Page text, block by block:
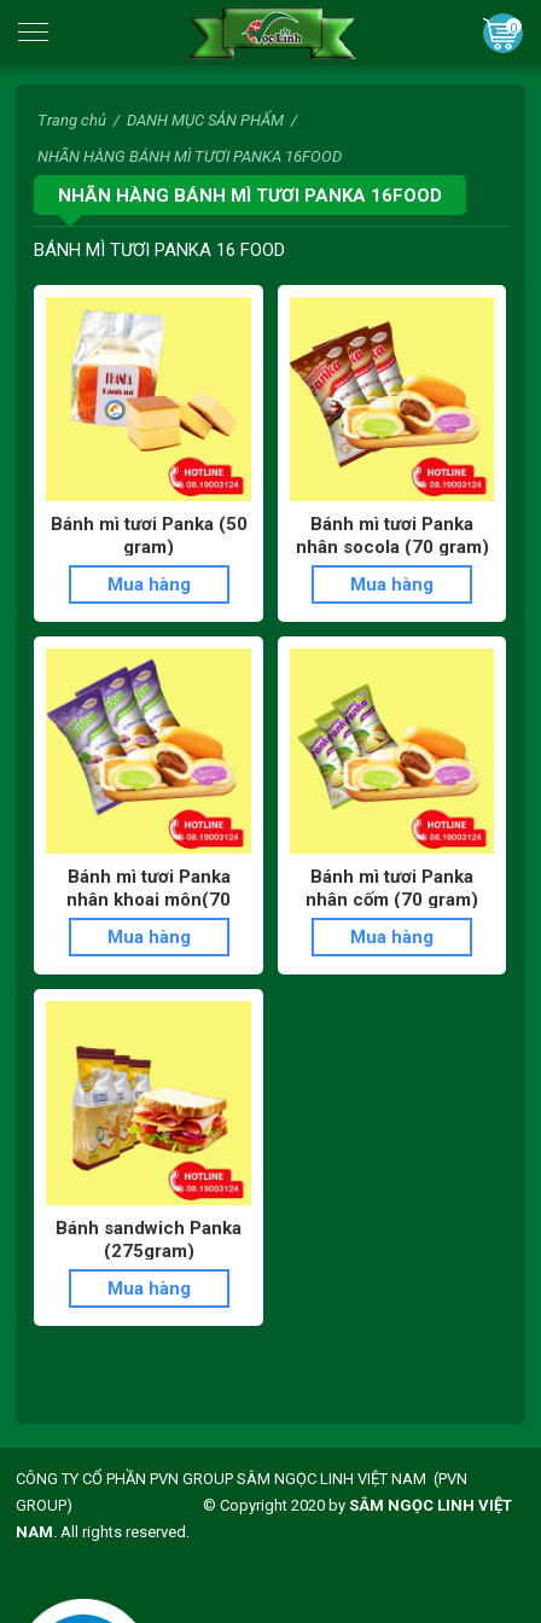
0
Trang chủ / DANH MỤC SẢN PHẨM /
NHÃN HÀNG BÁNH MÌ TƯƠI PANKA 16FOOD
NHÃN HÀNG BÁNH MÌ TƯƠI PANKA 16FOOD
BÁNH MÌ TƯƠI PANKA 16 FOOD
Bánh mì tươi Panka (50
gram)
Mua hàng
Bánh mì tươi Panka
nhân socola (70 gram)
Mua hàng
Bánh mì tươi Panka
nhân khoai môn(70
gram)
Mua hàng
Bánh mì tươi Panka
nhân cốm (70 gram)
Mua hàng
Bánh sandwich Panka
(275gram)
Mua hàng
CÔNG TY CỔ PHẦN PVN GROUP SÂM NGỌC LINH VIỆT NAM (PVN
GROUP) © Copyright 2020 by SÂM NGỌC LINH VIỆT
NAM. All rights reserved.